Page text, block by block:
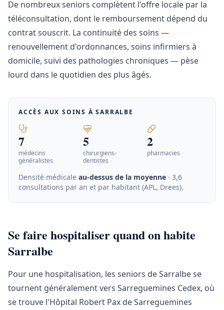
De nombreux seniors complètent l'offre locale par la
téléconsultation, dont le remboursement dépend du
contrat souscrit. La continuité des soins —
renouvellement d'ordonnances, soins infirmiers à
domicile, suivi des pathologies chroniques — pèse
lourd dans le quotidien des plus âgés.
ACCÈS AUX SOINS ÀSARRALBE
7
médecins
généralistes
5
chirurgiens-
dentistes
2
pharmacies
Densité médicale au-dessus de la moyenne · 3,6
consultations par an et par habitant (APL, Drees).
Se faire hospitaliser quand on habite
Sarralbe
Pour une hospitalisation, les seniors de Sarralbe se
tournent généralement vers Sarreguemines Cedex, où
se trouve l'Hôpital Robert Pax de Sarreguemines